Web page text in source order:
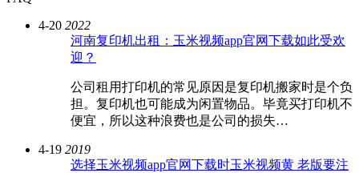
4-20 2022
河南复印机出租：玉米视频app官网下载如此受欢
迎？
公司租用打印机的常见原因是复印机搬家时是个负
担。复印机也可能成为闲置物品。毕竟买打印机不
便宜，所以这种浪费也是公司的损失…
4-19 2019
选择玉米视频app官网下载时玉米视频黄 老版要注